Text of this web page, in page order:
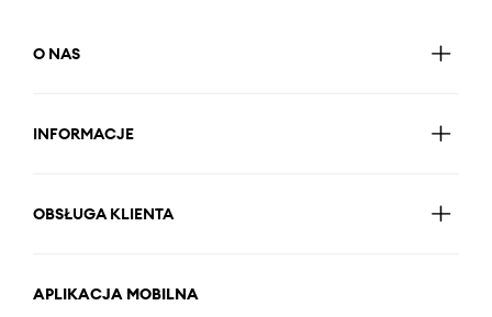
O NAS
INFORMACJE
OBSŁUGA KLIENTA
APLIKACJA MOBILNA